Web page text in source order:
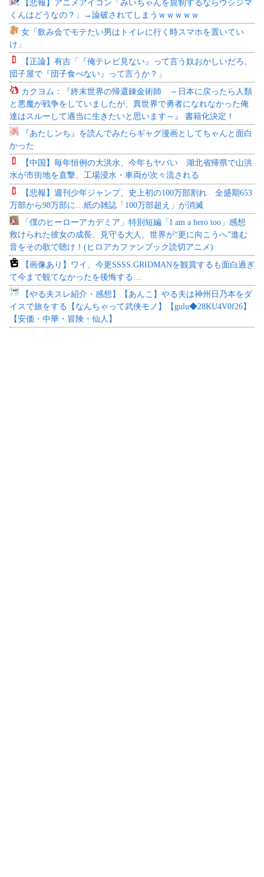
【悲報】アニメアイコン「みいちゃんを規制するならウシジマ
くんはどうなの？」→論破されてしまうｗｗｗｗｗ
女「飲み会でモテたい男はトイレに行く時スマホを置いてい
け」
【正論】有吉「『俺テレビ見ない』って言う奴おかしいだろ。
団子屋で『団子食べない』って言うか？」
カクヨム：『終末世界の帰還錬金術師 ～日本に戻ったら人類
と悪魔が戦争をしていましたが、異世界で勇者になれなかった俺
達はスルーして適当に生きたいと思います～』 書籍化決定！
『あたしンち』を読んでみたらギャグ漫画としてちゃんと面白
かった
【中国】毎年恒例の大洪水、今年もヤバい 湖北省帰県で山洪
水が市街地を直撃、工場浸水・車両が次々流される
【悲報】週刊少年ジャンプ、史上初の100万部割れ 全盛期653
万部から98万部に…紙の雑誌「100万部超え」が消滅
「僕のヒーローアカデミア」特別短編「I am a hero too」感想
救けられた彼女の成長、見守る大人。世界が“更に向こうへ”進む
音をその歌で聴け！(ヒロアカファンブック読切アニメ)
【画像あり】ワイ、今更SSSS.GRIDMANを観賞するも面白過ぎ
て今まで観てなかったを後悔する…
【やる夫スレ紹介・感想】【あんこ】やる夫は神州日乃本をダ
イスで旅をする【なんちゃって武侠モノ】【gulu◆28KU4V0f26】
【安価・中華・冒険・仙人】